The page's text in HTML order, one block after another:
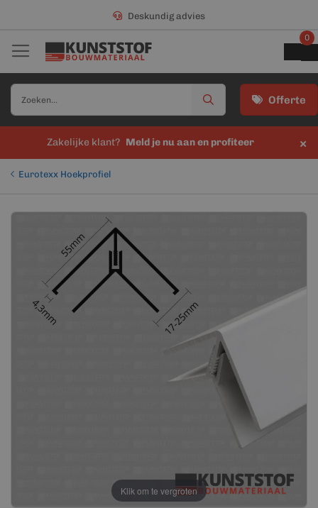
Deskundig advies
Offerte
0
Zakelijke klant? Meld je nu aan en profiteer ×
Eurotexx Hoekprofiel
afbeeldingen-
afbeeldingen-
Klik om te vergroten